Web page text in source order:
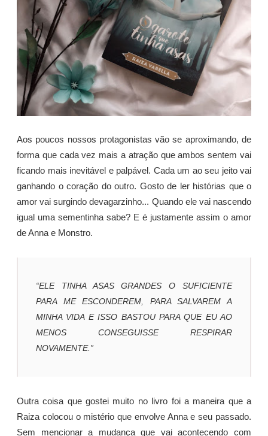
Aos poucos nossos protagonistas vão se aproximando, de
forma que cada vez mais a atração que ambos sentem vai
ficando mais inevitável e palpável. Cada um ao seu jeito vai
ganhando o coração do outro. Gosto de ler histórias que o
amor vai surgindo devagarzinho... Quando ele vai nascendo
igual uma sementinha sabe? E é justamente assim o amor
de Anna e Monstro.
“ELE TINHA ASAS GRANDES O SUFICIENTE
PARA ME ESCONDEREM, PARA SALVAREM A
MINHA VIDA E ISSO BASTOU PARA QUE EU AO
MENOS CONSEGUISSE RESPIRAR
NOVAMENTE.”
Outra coisa que gostei muito no livro foi a maneira que a
Raiza colocou o mistério que envolve Anna e seu passado.
Sem mencionar a mudança que vai acontecendo com